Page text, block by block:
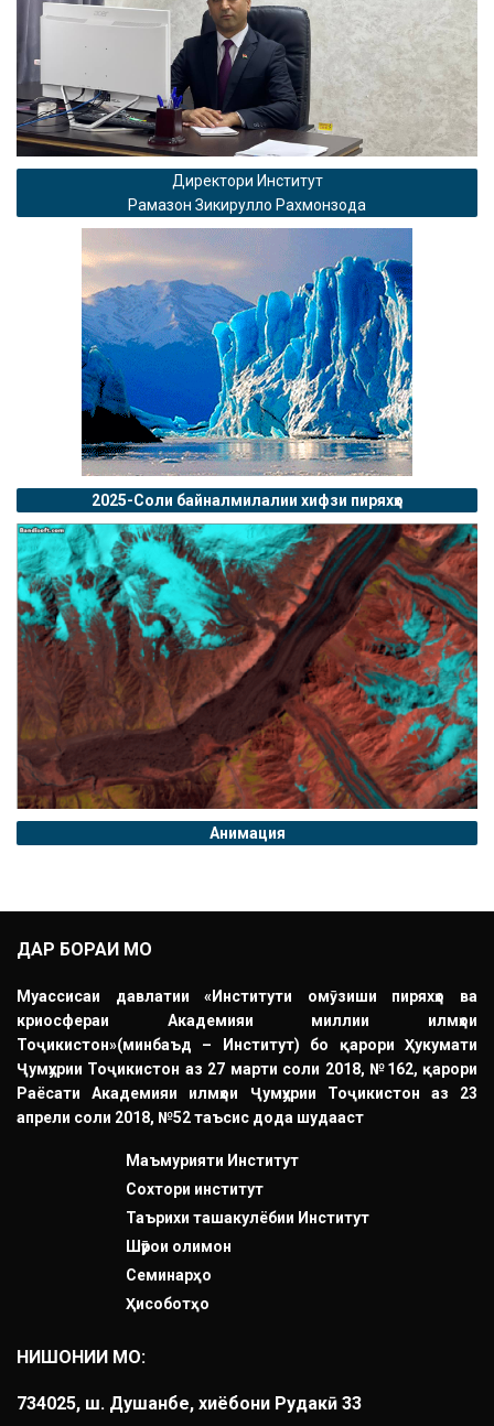
Директори Институт
Рамазон Зикирулло Рахмонзода
2025-Соли байналмилалии хифзи пиряхҳо
Анимация
ДАР БОРАИ МО
Муассисаи давлатии «Институти омӯзиши пиряхҳо ва
криосфераи Академияи миллии илмҳои
Тоҷикистон»(минбаъд – Институт) бо қарори Ҳукумати
Ҷумҳурии Тоҷикистон аз 27 марти соли 2018, №162, қарори
Раёсати Академияи илмҳои Ҷумҳурии Тоҷикистон аз 23
апрели соли 2018, №52 таъсис дода шудааст
Маъмурияти Институт
Сохтори институт
Таърихи ташакулёбии Институт
Шӯрои олимон
Семинарҳо
Ҳисоботҳо
НИШОНИИ МО:
734025, ш. Душанбе, хиёбони Рудакӣ 33